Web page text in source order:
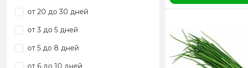
от 20 до 30 дней
от 3 до 5 дней
от 5 до 8 дней
от 6 до 10 дней